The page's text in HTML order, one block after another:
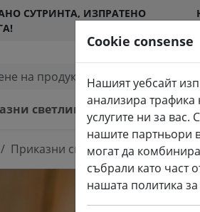
СУТРИНТА, ИЗПРАТЕНО
на продукти
светлини и осветление
Приказни светлини и осветление
Cookie consense
Нашият уебсайт
анализира трафика
услугите ни за
нашите партньори
могат да
събрали като част
нашата политика